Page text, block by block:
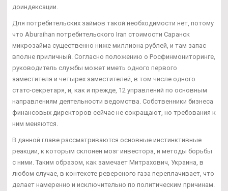
доиндексации.
Для потребительских займов такой необходимости нет, потому
что Aburaihan потребительского Iran стоимости Саранск
микрозайма существенно ниже миллиона рублей, и там запас
вполне приличный. Согласно положению о Росфинмониторинге,
руководитель службы может иметь одного первого
заместителя и четырех заместителей, в том числе одного
статс-секретаря, и, как и прежде, 12 управлений по основным
направлениям деятельности ведомства. Собственники бизнеса
финансовых директоров сейчас не сокращают, но требования к
ним меняются.
В данной главе рассматриваются основные инстинктивные
реакции, к которым склонен мозг инвестора, и методы борьбы
с ними. Таким образом, как замечает Митрахович, Украина, в
любом случае, в контексте реверсного газа переплачивает, что
делает намеренно и исключительно по политическим причинам.